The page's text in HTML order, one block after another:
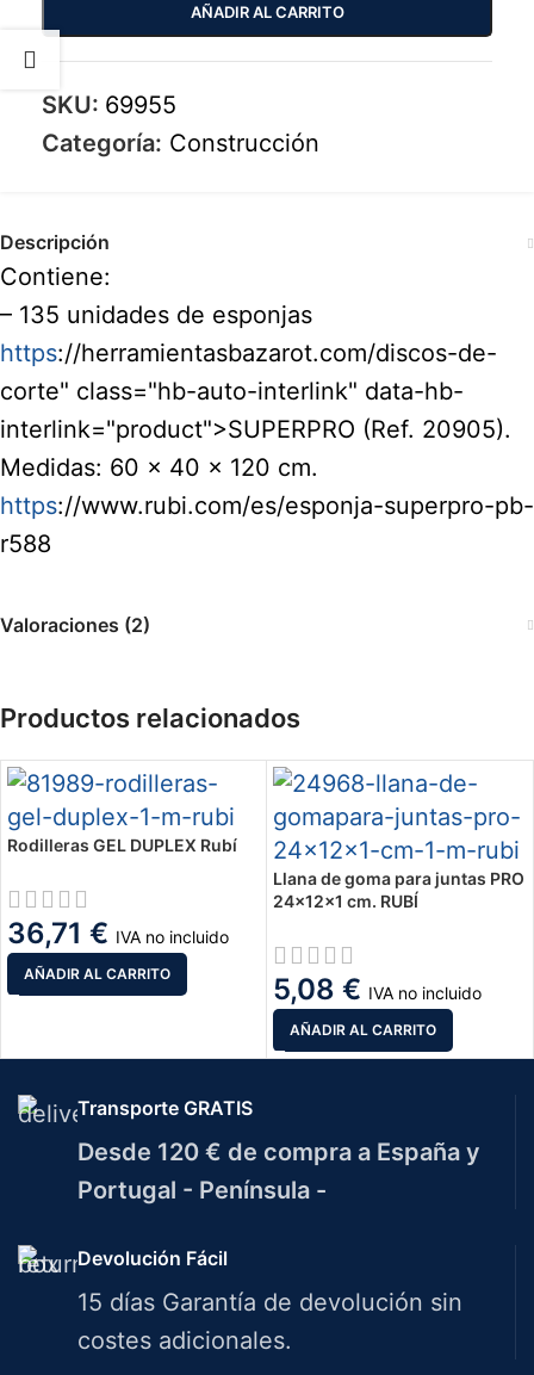
AÑADIR AL CARRITO
SKU: 69955
Categoría: Construcción
Descripción
Contiene:
– 135 unidades de esponjas
https://herramientasbazarot.com/discos-de-
corte" class="hb-auto-interlink" data-hb-
interlink="product">SUPERPRO (Ref. 20905).
Medidas: 60 x 40 x 120 cm.
https://www.rubi.com/es/esponja-superpro-pb-
r588
Valoraciones (2)
Productos relacionados
Rodilleras GEL DUPLEX Rubí
36,71 € IVA no incluido
AÑADIR AL CARRITO
Llana de goma para juntas PRO
24x12x1 cm. RUBÍ
5,08 € IVA no incluido
AÑADIR AL CARRITO
Transporte GRATIS
Desde 120 € de compra a España y
Portugal - Península -
Devolución Fácil
15 días Garantía de devolución sin
costes adicionales.